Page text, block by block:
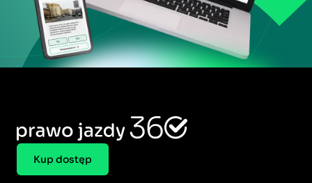
Kup dostęp